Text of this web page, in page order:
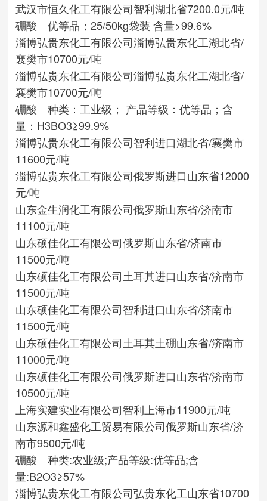
武汉市恒久化工有限公司智利湖北省7200.0元/吨
硼酸 优等品；25/50kg袋装 含量>99.6%
淄博弘贵东化工有限公司淄博弘贵东化工湖北省/
襄樊市10700元/吨
淄博弘贵东化工有限公司淄博弘贵东化工湖北省/
襄樊市10700元/吨
硼酸 种类：工业级； 产品等级：优等品；含
量：H3BO3≥99.9%
淄博弘贵东化工有限公司智利进口湖北省/襄樊市
11600元/吨
淄博弘贵东化工有限公司俄罗斯进口山东省12000
元/吨
山东金生润化工有限公司俄罗斯山东省/济南市
11100元/吨
山东硕佳化工有限公司俄罗斯山东省/济南市
11500元/吨
山东硕佳化工有限公司土耳其进口山东省/济南市
11500元/吨
山东硕佳化工有限公司智利进口山东省/济南市
11500元/吨
山东硕佳化工有限公司土耳其土硼山东省/济南市
11000元/吨
山东硕佳化工有限公司俄罗斯进口山东省/济南市
10500元/吨
上海实建实业有限公司智利 上海市11900元/吨
山东源和鑫盛化工贸易有限公司俄罗斯山东省/济
南市9500元/吨
硼酸 种类:农业级;产品等级:优等品;含
量:B2O3≥57%
淄博弘贵东化工有限公司弘贵东化工山东省10700